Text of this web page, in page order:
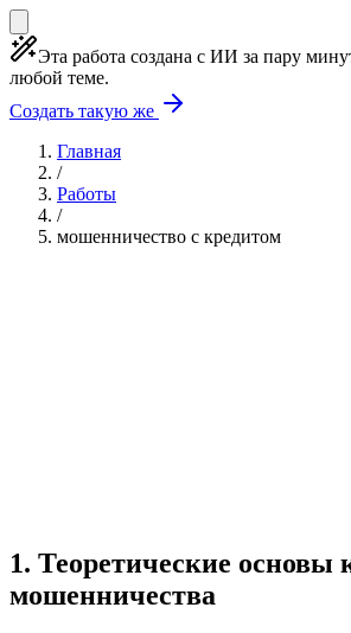
Эта работа создана с ИИ за пару
любой теме.
Создать такую же
Главная
/
Работы
/
мошенничество с кредитом
1. Теоретические основы
мошенничества